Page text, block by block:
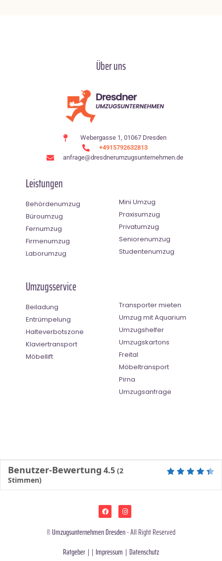
Über uns
Webergasse 1, 01067 Dresden
+4915792632813
anfrage@dresdnerumzugsunternehmen.de
Leistungen
Behördenumzug
Büroumzug
Fernumzug
Firmenumzug
Laborumzug
Mini Umzug
Praxisumzug
Privatumzug
Seniorenumzug
Studentenumzug
Umzugsservice
Beiladung
Entrümpelung
Halteverbotszone
Klaviertransport
Möbellift
Transporter mieten
Umzug mit Aquarium
Umzugshelfer
Umzugskartons
Freital
Möbeltransport
Pirna
Umzugsanfrage
Benutzer-Bewertung 4.5 (2
Stimmen)
©Umzugsunternehmen Dresden- All Right Reserved
Ratgeber | | Impressum | Datenschutz